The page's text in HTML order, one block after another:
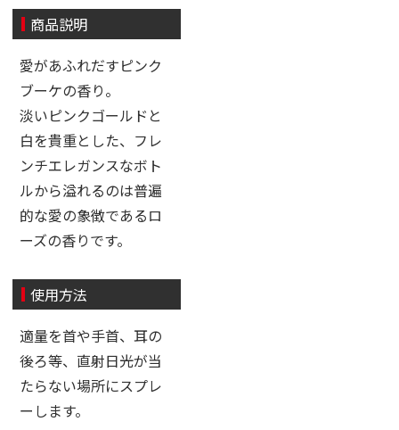
商品説明
愛があふれだすピンク
ブーケの香り。
淡いピンクゴールドと
白を貴重とした、フレ
ンチエレガンスなボト
ルから溢れるのは普遍
的な愛の象徴であるロ
ーズの香りです。
使用方法
適量を首や手首、耳の
後ろ等、直射日光が当
たらない場所にスプレ
ーします。